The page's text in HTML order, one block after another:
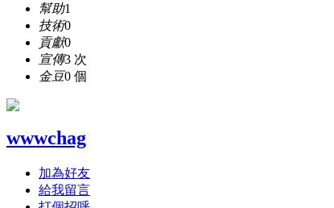
幫助1
技術0
貢獻0
宣傳3 次
金豆0 個
wwwchag
加為好友
給我留言